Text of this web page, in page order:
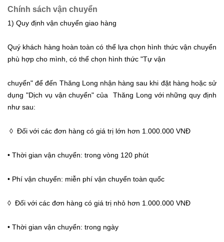
Chính sách vận chuyển
1) Quy định vận chuyển giao hàng
Quý khách hàng hoàn toàn có thể lựa chọn hình thức vận chuyển
phù hợp cho mình, có thể chọn hình thức "Tự vận
chuyển" để đến Thăng Long nhận hàng sau khi đặt hàng hoặc sử
dụng "Dịch vụ vận chuyển" của Thăng Long với những quy định
như sau:
◊ Đối với các đơn hàng có giá trị lớn hơn 1.000.000 VNĐ
• Thời gian vận chuyển: trong vòng 120 phút
• Phí vận chuyển: miễn phí vận chuyển toàn quốc
◊ Đối với các đơn hàng có giá trị nhỏ hơn 1.000.000 VNĐ
• Thời gian vận chuyển: trong ngày